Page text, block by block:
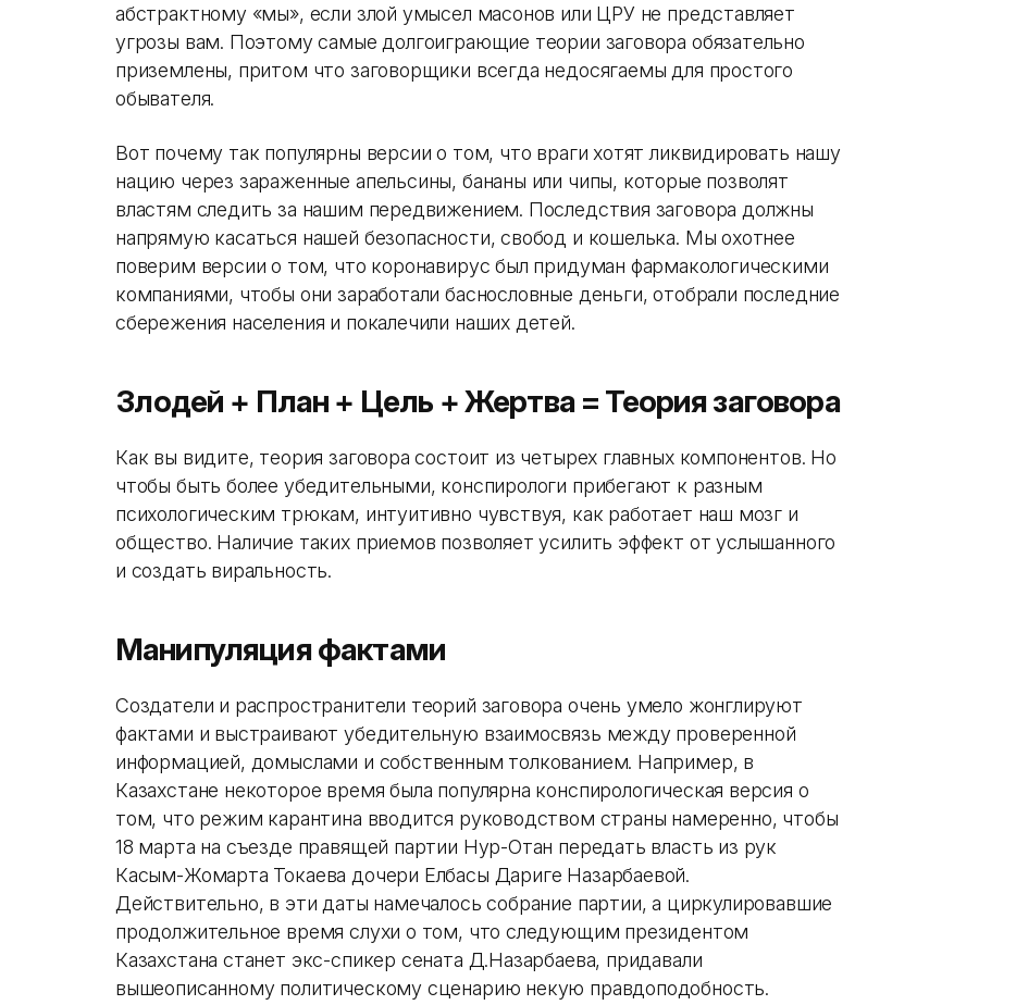
абстрактному «мы», если злой умысел масонов или ЦРУ не представляет
угрозы вам. Поэтому самые долгоиграющие теории заговора обязательно
приземлены, притом что заговорщики всегда недосягаемы для простого
обывателя.
Вот почему так популярны версии о том, что враги хотят ликвидировать нашу
нацию через зараженные апельсины, бананы или чипы, которые позволят
властям следить за нашим передвижением. Последствия заговора должны
напрямую касаться нашей безопасности, свобод и кошелька. Мы охотнее
поверим версии о том, что коронавирус был придуман фармакологическими
компаниями, чтобы они заработали баснословные деньги, отобрали последние
сбережения населения и покалечили наших детей.
Злодей + План + Цель + Жертва = Теория заговора
Как вы видите, теория заговора состоит из четырех главных компонентов. Но
чтобы быть более убедительными, конспирологи прибегают к разным
психологическим трюкам, интуитивно чувствуя, как работает наш мозг и
общество. Наличие таких приемов позволяет усилить эффект от услышанного
и создать виральность.
Манипуляция фактами
Создатели и распространители теорий заговора очень умело жонглируют
фактами и выстраивают убедительную взаимосвязь между проверенной
информацией, домыслами и собственным толкованием. Например, в
Казахстане некоторое время была популярна конспирологическая версия о
том, что режим карантина вводится руководством страны намеренно, чтобы
18 марта на съезде правящей партии Нур-Отан передать власть из рук
Касым-Жомарта Токаева дочери Елбасы Дариге Назарбаевой.
Действительно, в эти даты намечалось собрание партии, а циркулировавшие
продолжительное время слухи о том, что следующим президентом
Казахстана станет экс-спикер сената Д.Назарбаева, придавали
вышеописанному политическому сценарию некую правдоподобность.